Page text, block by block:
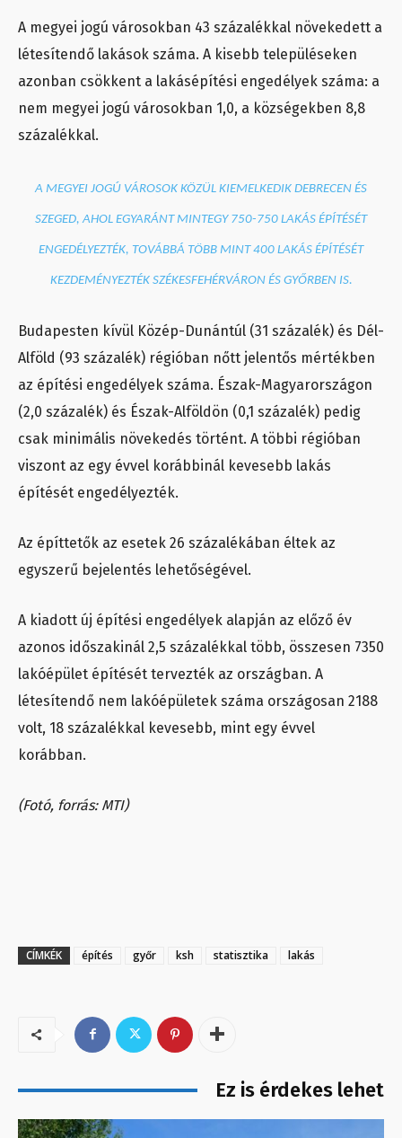
A megyei jogú városokban 43 százalékkal növekedett a
létesítendő lakások száma. A kisebb településeken
azonban csökkent a lakásépítési engedélyek száma: a
nem megyei jogú városokban 1,0, a községekben 8,8
százalékkal.
A MEGYEI JOGÚ VÁROSOK KÖZÜL KIEMELKEDIK DEBRECEN ÉS
SZEGED, AHOL EGYARÁNT MINTEGY 750-750 LAKÁS ÉPÍTÉSÉT
ENGEDÉLYEZTÉK, TOVÁBBÁ TÖBB MINT 400 LAKÁS ÉPÍTÉSÉT
KEZDEMÉNYEZTÉK SZÉKESFEHÉRVÁRON ÉS GYŐRBEN IS.
Budapesten kívül Közép-Dunántúl (31 százalék) és Dél-
Alföld (93 százalék) régióban nőtt jelentős mértékben
az építési engedélyek száma. Észak-Magyarországon
(2,0 százalék) és Észak-Alföldön (0,1 százalék) pedig
csak minimális növekedés történt. A többi régióban
viszont az egy évvel korábbinál kevesebb lakás
építését engedélyezték.
Az építtetők az esetek 26 százalékában éltek az
egyszerű bejelentés lehetőségével.
A kiadott új építési engedélyek alapján az előző év
azonos időszakinál 2,5 százalékkal több, összesen 7350
lakóépület építését tervezték az országban. A
létesítendő nem lakóépületek száma országosan 2188
volt, 18 százalékkal kevesebb, mint egy évvel
korábban.
(Fotó, forrás: MTI)
CÍMKÉK építés győr ksh statisztika lakás
Ez is érdekes lehet